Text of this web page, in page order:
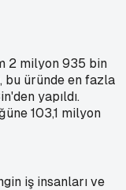
2 milyon 935 bin
bu üründe en fazla
yapıldı.
103,1 milyon